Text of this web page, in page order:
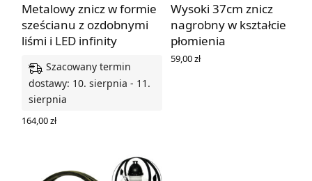
Metalowy znicz w formie
sześcianu z ozdobnymi
liśmi i LED infinity
Szacowany termin
dostawy: 10. sierpnia - 11.
sierpnia
164,00zł
Wysoki 37cm znicz
nagrobny w kształcie
płomienia
59,00zł